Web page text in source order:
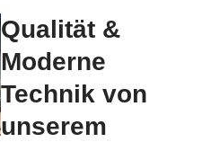
Qualität &
Moderne
Technik von
unserem